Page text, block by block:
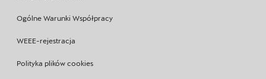
Ogólne Warunki Współpracy
WEEE-rejestracja
Polityka plików cookies